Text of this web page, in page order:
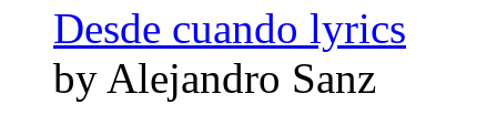
Desde cuando lyrics
by Alejandro Sanz